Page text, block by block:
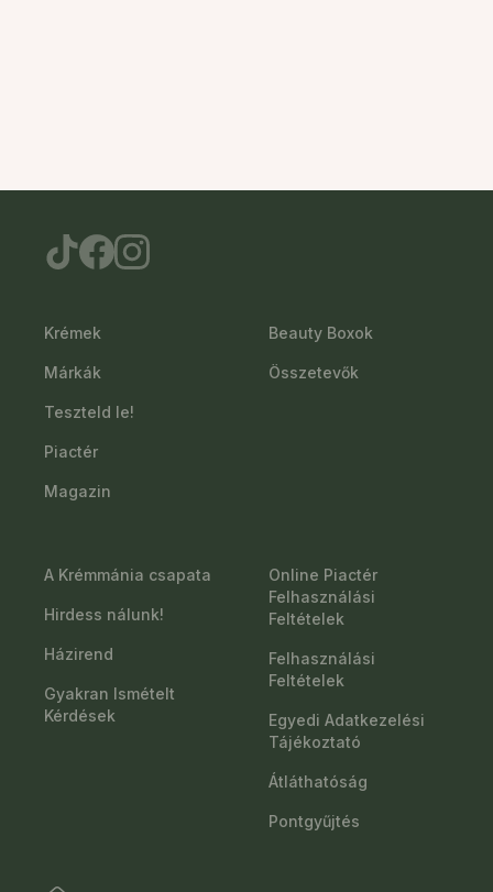
Krémek
Márkák
Teszteld le!
Piactér
Magazin
Beauty Boxok
Összetevők
A Krémmánia csapata
Hirdess nálunk!
Házirend
Gyakran Ismételt
Kérdések
Online Piactér
Felhasználási
Feltételek
Felhasználási
Feltételek
Egyedi Adatkezelési
Tájékoztató
Átláthatóság
Pontgyűjtés